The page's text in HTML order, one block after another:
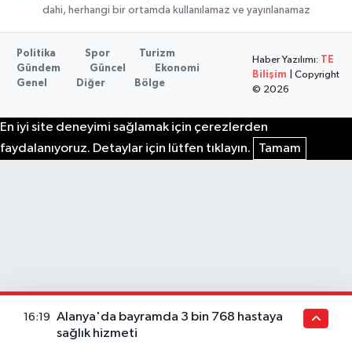
dahi, herhangi bir ortamda kullanılamaz ve yayınlanamaz
Politika Spor
Turizm
Gündem
Güncel
Ekonomi
Genel
Diğer Bölge
Haber Yazılımı:
TE
Bilişim | Copyright
© 2026
En iyi site deneyimi sağlamak için çerezlerden
faydalanıyoruz. Detaylar için lütfen tıklayın.
Tamam
16:19
Alanya'da bayramda 3 bin 768 hastaya
sağlık hizmeti